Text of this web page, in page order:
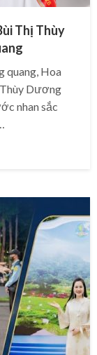
Thị Thùy
quang, Hoa
Dương
nhan sắc